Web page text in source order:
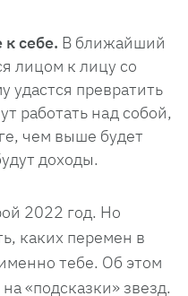
себе. В ближайший
лицом к лицу со
удастся превратить
работать над собой,
чем выше будет
доходы.
2022 год. Но
каких перемен в
тебе. Об этом
«подсказки» звезд.